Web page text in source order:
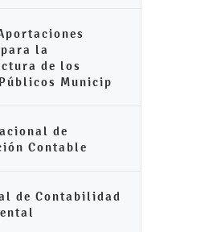
la
de los
Municip
de
Contable
de Contabilidad